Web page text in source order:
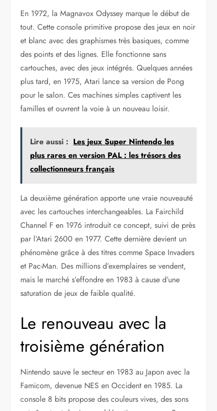
En 1972, la Magnavox Odyssey marque le début de
tout. Cette console primitive propose des jeux en noir
et blanc avec des graphismes très basiques, comme
des points et des lignes. Elle fonctionne sans
cartouches, avec des jeux intégrés. Quelques années
plus tard, en 1975, Atari lance sa version de Pong
pour le salon. Ces machines simples captivent les
familles et ouvrent la voie à un nouveau loisir.
Lire aussi : Les jeux Super Nintendo les
plus rares en version PAL : les trésors des
collectionneurs français
La deuxième génération apporte une vraie nouveauté
avec les cartouches interchangeables. La Fairchild
Channel F en 1976 introduit ce concept, suivi de près
par l’Atari 2600 en 1977. Cette dernière devient un
phénomène grâce à des titres comme Space Invaders
et Pac-Man. Des millions d’exemplaires se vendent,
mais le marché s’effondre en 1983 à cause d’une
saturation de jeux de faible qualité.
Le renouveau avec la
troisième génération
Nintendo sauve le secteur en 1983 au Japon avec la
Famicom, devenue NES en Occident en 1985. La
console 8 bits propose des couleurs vives, des sons